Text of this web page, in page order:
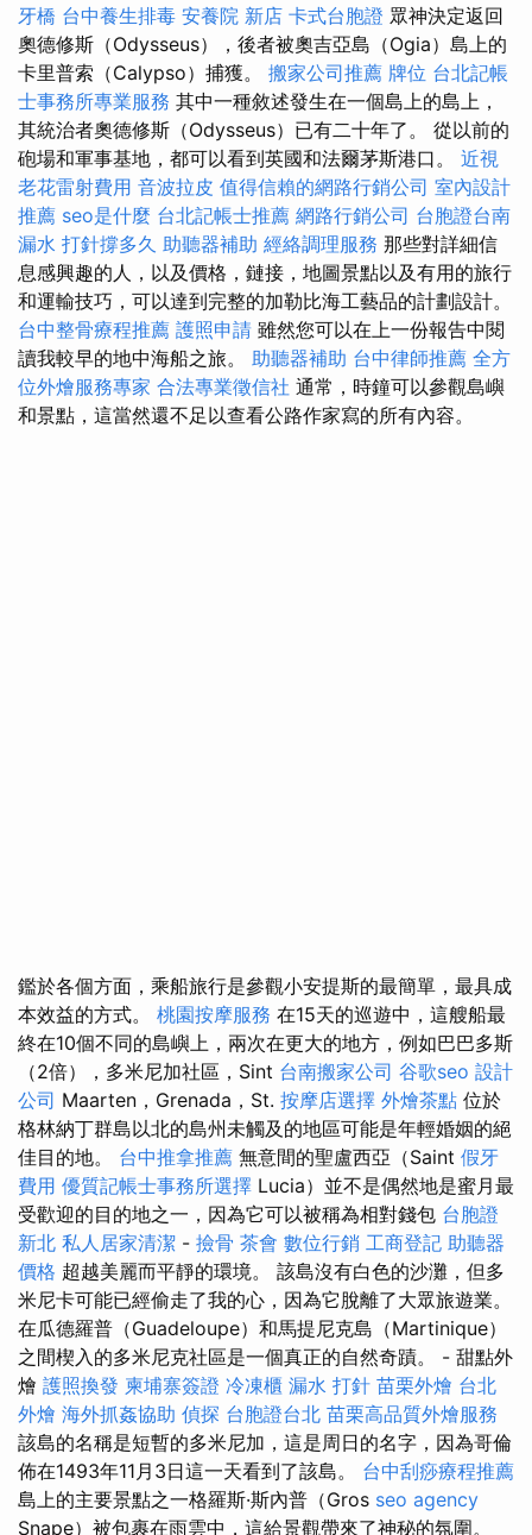
牙橋 台中養生排毒 安養院 新店 卡式台胞證 眾神決定返回
奧德修斯（Odysseus），後者被奧吉亞島（Ogia）島上的
卡里普索（Calypso）捕獲。 搬家公司推薦 牌位 台北記帳
士事務所專業服務 其中一種敘述發生在一個島上的島上，
其統治者奧德修斯（Odysseus）已有二十年了。 從以前的
砲場和軍事基地，都可以看到英國和法爾茅斯港口。 近視
老花雷射費用 音波拉皮 值得信賴的網路行銷公司 室內設計
推薦 seo是什麼 台北記帳士推薦 網路行銷公司 台胞證台南
漏水 打針撐多久 助聽器補助 經絡調理服務 那些對詳細信
息感興趣的人，以及價格，鏈接，地圖景點以及有用的旅行
和運輸技巧，可以達到完整的加勒比海工藝品的計劃設計。
台中整骨療程推薦 護照申請 雖然您可以在上一份報告中閱
讀我較早的地中海船之旅。 助聽器補助 台中律師推薦 全方
位外燴服務專家 合法專業徵信社 通常，時鐘可以參觀島嶼
和景點，這當然還不足以查看公路作家寫的所有內容。
鑑於各個方面，乘船旅行是參觀小安提斯的最簡單，最具成
本效益的方式。 桃園按摩服務 在15天的巡遊中，這艘船最
終在10個不同的島嶼上，兩次在更大的地方，例如巴巴多斯
（2倍），多米尼加社區，Sint 台南搬家公司 谷歌seo 設計
公司 Maarten，Grenada，St. 按摩店選擇 外燴茶點 位於
格林納丁群島以北的島州未觸及的地區可能是年輕婚姻的絕
佳目的地。 台中推拿推薦 無意間的聖盧西亞（Saint 假牙
費用 優質記帳士事務所選擇 Lucia）並不是偶然地是蜜月最
受歡迎的目的地之一，因為它可以被稱為相對錢包 台胞證
新北 私人居家清潔 - 撿骨 茶會 數位行銷 工商登記 助聽器
價格 超越美麗而平靜的環境。 該島沒有白色的沙灘，但多
米尼卡可能已經偷走了我的心，因為它脫離了大眾旅遊業。
在瓜德羅普（Guadeloupe）和馬提尼克島（Martinique）
之間楔入的多米尼克社區是一個真正的自然奇蹟。 - 甜點外
燴 護照換發 柬埔寨簽證 冷凍櫃 漏水 打針 苗栗外燴 台北
外燴 海外抓姦協助 偵探 台胞證台北 苗栗高品質外燴服務
該島的名稱是短暫的多米尼加，這是周日的名字，因為哥倫
佈在1493年11月3日這一天看到了該島。 台中刮痧療程推薦
島上的主要景點之一格羅斯·斯內普（Gros seo agency
Snape）被包裹在雨雲中，這給景觀帶來了神秘的氛圍。